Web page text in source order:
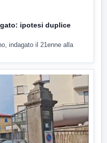
ipotesi duplice
indagato il 21enne alla